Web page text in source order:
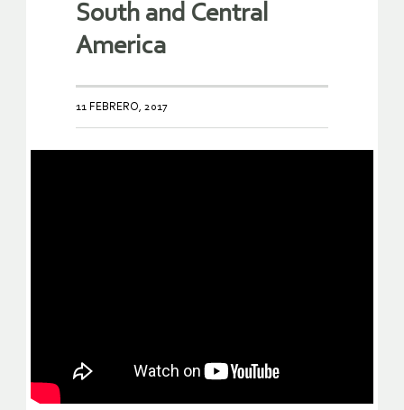
South and Central
America
11 FEBRERO, 2017